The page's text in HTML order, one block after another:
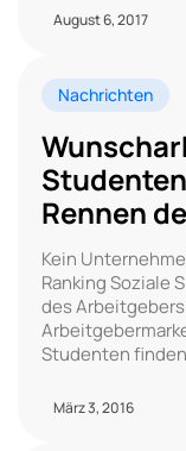
August 6, 2017
Nachrichten
Rennen
Kein
Ranking Soziale
des
Studenten
März 3, 2016